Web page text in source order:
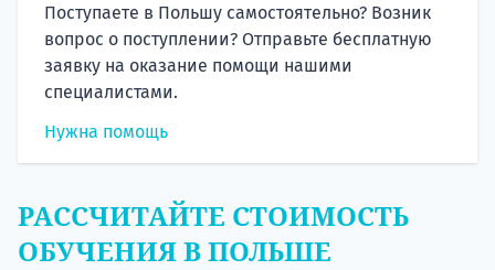
Поступаете в Польшу самостоятельно? Возник
вопрос о поступлении? Отправьте бесплатную
заявку на оказание помощи нашими
специалистами.
Нужна помощь
РАССЧИТАЙТЕ СТОИМОСТЬ
ОБУЧЕНИЯ В ПОЛЬШЕ